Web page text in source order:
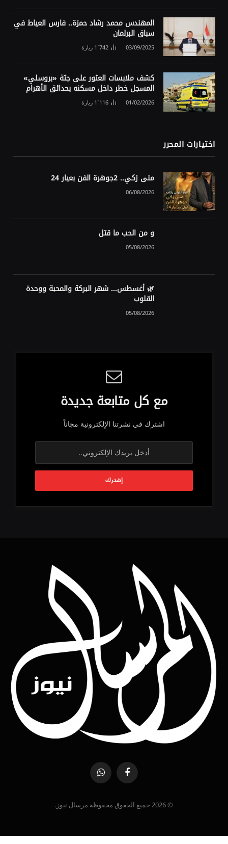
المهندس محمد رشاد حمزة.. فارس العياط في
سباق البرلمان
03/09/2025 1٬742زيارة
كشف ملابسات العثور على جثة «بروسلي»
المسجل خطر داخل مسكنه بحدائق الأهرام
01/02/2026 1٬116زيارة
اختيارات المحرر
منى زكي.. 2جوهرة الفن بعيار 24
06/08/2026
و من الحب ما قتل
05/08/2026
🌿 أغسطس… شهر البركة والمحبة ووحدة
القلوب
05/08/2026
مع كل متابعة جديدة
اشترك في نشرتنا الإلكترونية مجاناً
فيسبوك واتساب
© 2026 جميع الحقوق محفوظة مرسال نيوز.